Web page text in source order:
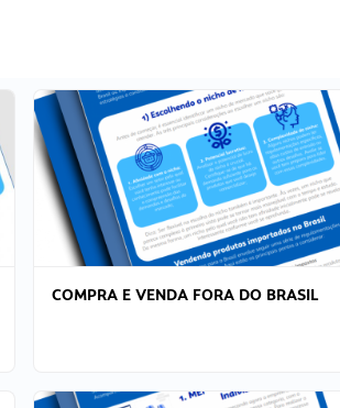
COMPRA E VENDA FORA DO BRASIL